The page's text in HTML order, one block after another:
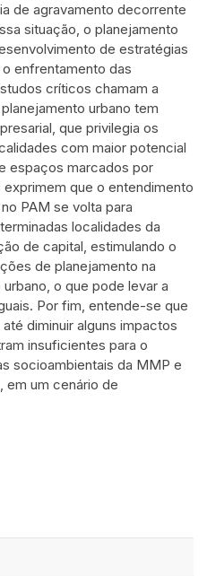
de agravamento decorrente
situação, o planejamento
de estratégias
enfrentamento das
críticos chamam a
urbano tem
que privilegia os
com maior potencial
espaços marcados por
que o entendimento
PAM se volta para
localidades da
de capital, estimulando o
de planejamento na
o que pode levar a
Por fim, entende-se que
diminuir alguns impactos
insuficientes para o
socioambientais da MMP e
em um cenário de